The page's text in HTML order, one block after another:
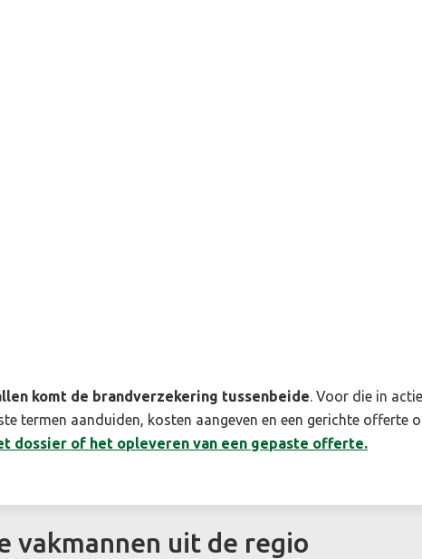
komt de brandverzekering tussenbeide. Voor die in
termen aanduiden, kosten aangeven en een gerichte offerte
dossier of het opleveren van een gepaste offerte.
vakmannen uit de regio